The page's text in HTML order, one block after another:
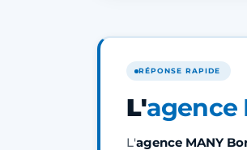
RÉPONSE RAPIDE
L'agence
L'agence MANY